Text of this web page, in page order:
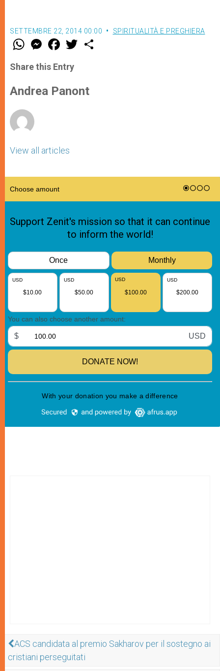
SETTEMBRE 22, 2014 00:00 SPIRITUALITÀ E PREGHIERA
W
t
s
p
p
M
e
s
e
g
e
F
a
e
b
o
k
w
r
Share this Entry
Andrea Panont
View all articles
ACS candidata al premio Sakharov per il sostegno ai
cristiani perseguitati